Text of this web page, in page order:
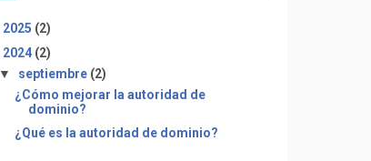
2025 (2)
2024 (2)
▼ septiembre (2)
¿Cómo mejorar la autoridad de
dominio?
¿Qué es la autoridad de dominio?